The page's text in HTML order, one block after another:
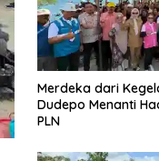
Merdeka dari
Dudepo Menanti
PLN